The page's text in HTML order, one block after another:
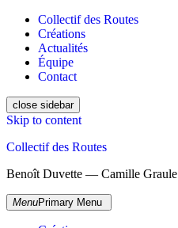
Collectif des Routes
Créations
Actualités
Équipe
Contact
close sidebar
Skip to content
Collectif des Routes
Benoît Duvette — Camille Graule
MenuPrimary Menu